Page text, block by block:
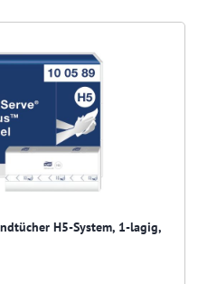
H5-System, 1-lagig,